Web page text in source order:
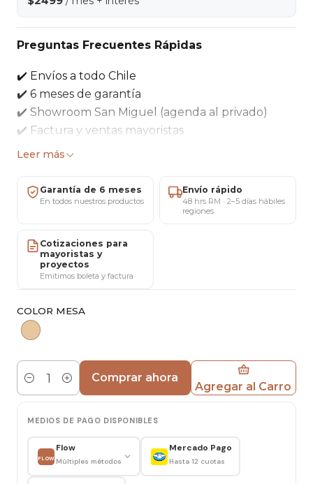
Preguntas Frecuentes Rápidas
✔️ Envíos a todo Chile
✔️ 6 meses de garantía
✔️ Showroom San Miguel (agenda al privado)
✔️ Factura y ventas mayoristas
Mesa lateral ovalada que ayuda a complementar
cálido, moderno y fácil de combinar.
Alto: 60 cm
Cubierta ovalada: 60 cm
Cubierta: Melamina efecto madera
Estructura: Madera natural
Ideal para
Departamento
Oficina
Leer más
Garantía de 6 meses
En todos nuestros productos
Envío rápido
48 hrs RM · 2–5 días hábiles
regiones
Cotizaciones para
mayoristas y
proyectos
Emitimos boleta y factura
COLOR MESA
Cantidad Agregar al Carro
Comprar ahora
MEDIOS DE PAGO DISPONIBLES
FLOW
Flow
Múltiples métodos
Mercado Pago
Hasta 12 cuotas